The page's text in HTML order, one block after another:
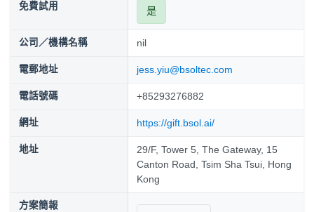
免費試用 是
公司／機構名稱 nil
電郵地址 jess.yiu@bsoltec.com
電話號碼 +85293276882
網址 https://gift.bsol.ai/
地址
29/F, Tower 5, The Gateway, 15
Canton Road, Tsim Sha Tsui, Hong
Kong
方案簡報